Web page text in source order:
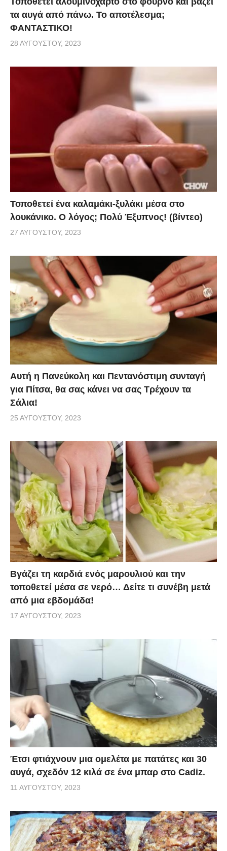
τα αυγά από πάνω. Το αποτέλεσμα;
ΦΑΝΤΑΣΤΙΚΟ!
28 ΑΥΓΟΎΣΤΟΥ, 2023
Τοποθετεί ένα καλαμάκι-ξυλάκι μέσα στο
λουκάνικο. Ο λόγος; Πολύ Έξυπνος! (βίντεο)
27 ΑΥΓΟΎΣΤΟΥ, 2023
Αυτή η Πανεύκολη και Πεντανόστιμη συνταγή
για Πίτσα, θα σας κάνει να σας Τρέχουν τα
Σάλια!
25 ΑΥΓΟΎΣΤΟΥ, 2023
Βγάζει τη καρδιά ενός μαρουλιού και την
τοποθετεί μέσα σε νερό… Δείτε τι συνέβη μετά
από μια εβδομάδα!
17 ΑΥΓΟΎΣΤΟΥ, 2023
Έτσι φτιάχνουν μια ομελέτα με πατάτες και 30
αυγά, σχεδόν 12 κιλά σε ένα μπαρ στο Cadiz.
11 ΑΥΓΟΎΣΤΟΥ, 2023